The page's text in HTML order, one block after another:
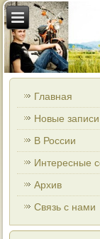
Главная
Новые записи
В России
Интересные
Архив
Связь с нами